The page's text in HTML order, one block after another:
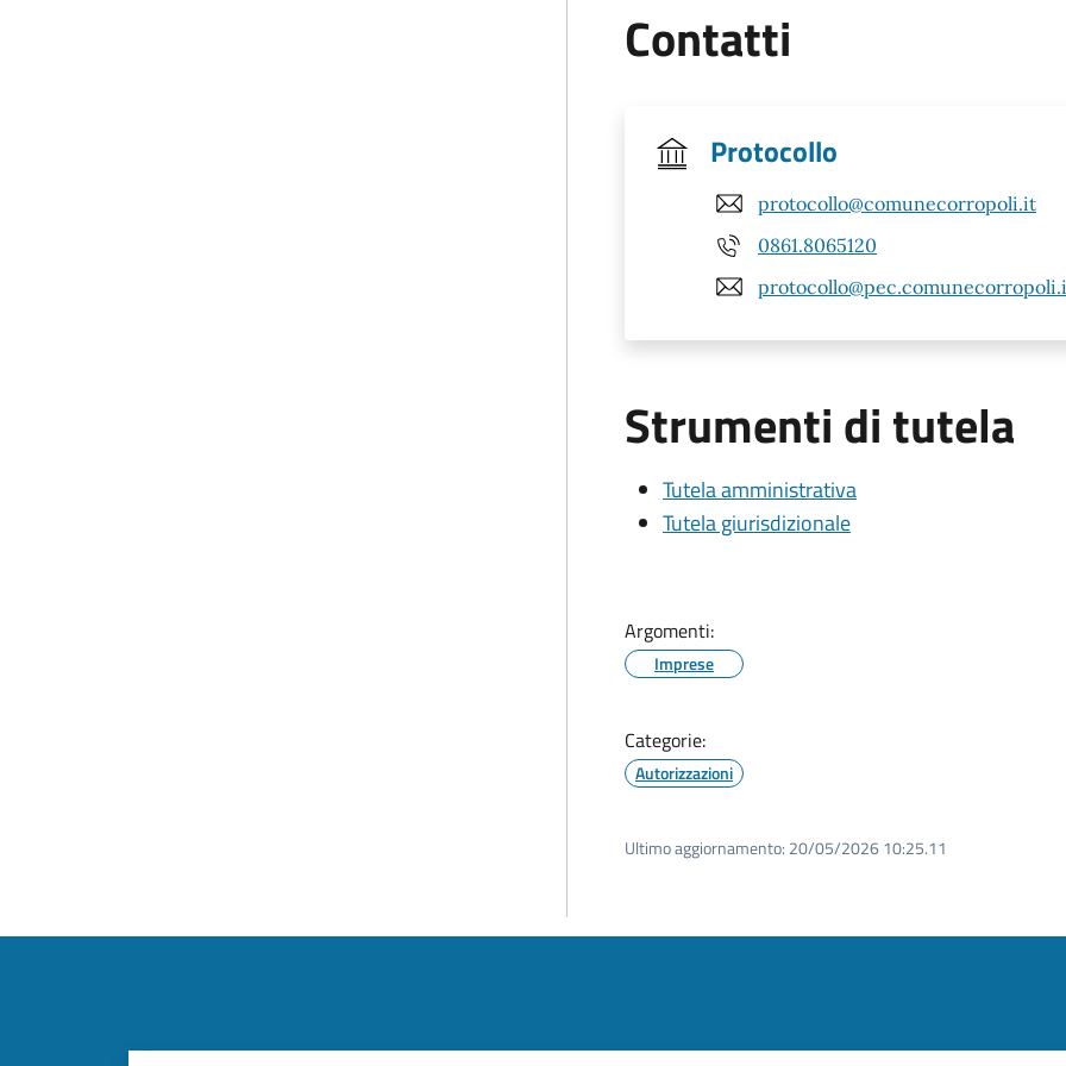
Contatti
Protocollo
protocollo@comunecorropoli.it
0861.8065120
Strumenti di tutela
Tutela amministrativa
Tutela giurisdizionale
Argomenti:
Imprese
Categorie:
Autorizzazioni
Ultimo aggiornamento: 20/05/2026 10:25.11